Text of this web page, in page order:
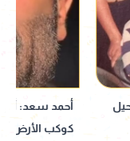
أحمد سعد: ألبومي
كوكب الأرض